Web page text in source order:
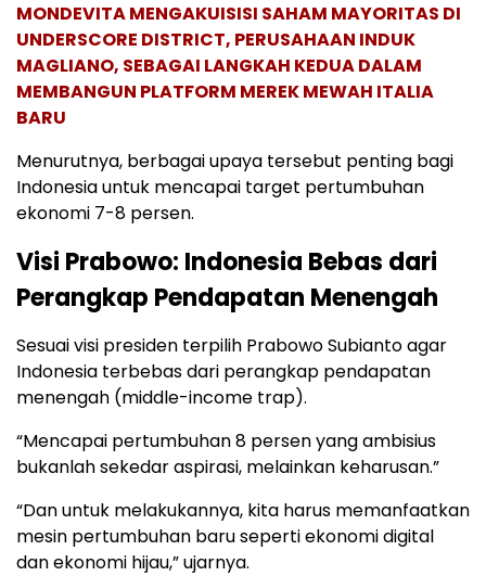
MONDEVITA MENGAKUISISI SAHAM MAYORITAS DI
UNDERSCORE DISTRICT, PERUSAHAAN INDUK
MAGLIANO, SEBAGAI LANGKAH KEDUA DALAM
MEMBANGUN PLATFORM MEREK MEWAH ITALIA
BARU
Menurutnya, berbagai upaya tersebut penting bagi
Indonesia untuk mencapai target pertumbuhan
ekonomi 7-8 persen.
Visi Prabowo: Indonesia Bebas dari
Perangkap Pendapatan Menengah
Sesuai visi presiden terpilih Prabowo Subianto agar
Indonesia terbebas dari perangkap pendapatan
menengah (middle-income trap).
“Mencapai pertumbuhan 8 persen yang ambisius
bukanlah sekedar aspirasi, melainkan keharusan.”
“Dan untuk melakukannya, kita harus memanfaatkan
mesin pertumbuhan baru seperti ekonomi digital
dan ekonomi hijau,” ujarnya.